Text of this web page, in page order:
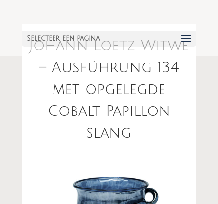
Selecteer een pagina
Johann Loetz Witwe
– Ausführung 134
met opgelegde
Cobalt Papillon
slang